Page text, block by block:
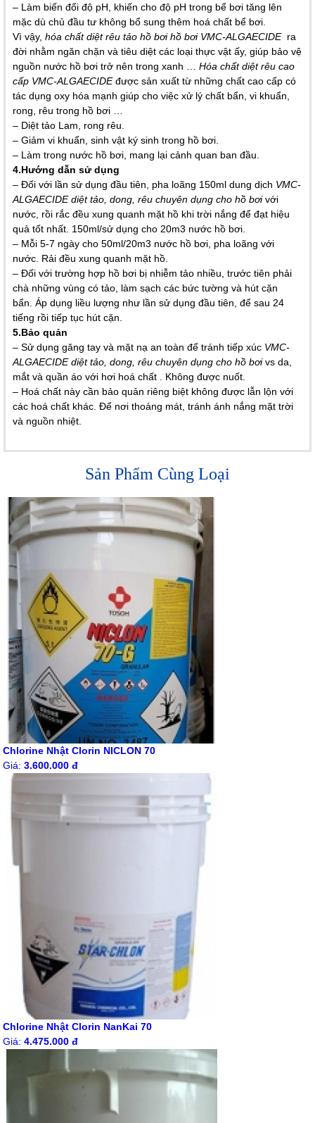
– Làm biến đổi độ pH, khiến cho độ pH trong bể bơi tăng lên
mặc dù chủ đầu tư không bổ sung thêm hoá chất bể bơi.
Vì vậy,hóa chất diệt rêu tảo hồ bơi hồ bơi VMC-ALGAECIDEra
đời nhằm ngăn chặn và tiêu diệt các loại thực vật ấy, giúp bảo vệ
nguồn nước hồ bơi trở nên trong xanh …Hóa chất diệt rêu cao
cấp VMC-ALGAECIDEđược sản xuất từ những chất cao cấp có
tác dụng oxy hóa mạnh giúp cho việc xử lý chất bẩn, vi khuẩn,
rong, rêu trong hồ bơi …
– Diệt tảo Lam, rong rêu.
– Giảm vi khuẩn, sinh vật ký sinh trong hồ bơi.
– Làm trong nước hồ bơi, mang lại cảnh quan ban đầu.
4.Hướng dẫn sử dụng
– Đối với lần sử dụng đầu tiên, pha loãng 150ml dung dịch VMC-
ALGAECIDE diệt tảo, dong, rêu chuyên dụng cho hồ bơivới
nước, rồi rắc đều xung quanh mặt hồ khi trời nắng để đạt hiệu
quả tốt nhất. 150ml/sử dụng cho 20m3 nước hồ bơi.
– Mỗi 5-7 ngày cho 50ml/20m3 nước hồ bơi, pha loãng với
nước. Rải đều xung quanh mặt hồ.
– Đối với trường hợp hồ bơi bị nhiễm tảo nhiều, trước tiên phải
chà những vùng có tảo, làm sạch các bức tường và hút cặn
bẩn. Áp dụng liều lượng như lần sử dụng đầu tiên, để sau 24
tiếng rồi tiếp tục hút cặn.
5.Bảo quản
– Sử dụng găng tay và mặt nạ an toàn để tránh tiếp xúc VMC-
ALGAECIDE diệt tảo, dong, rêu chuyên dụng cho hồ bơivs da,
mắt và quần áo với hơi hoá chất . Không được nuốt.
– Hoá chất này cần bảo quản riêng biệt không được lẫn lộn với
các hoá chất khác. Để nơi thoáng mát, tránh ánh nắng mặt trời
và nguồn nhiệt.
Sản Phẩm Cùng Loại
Chlorine Nhật Clorin NICLON 70
Giá:3.600.000 đ
Chlorine Nhật Clorin NanKai 70
Giá:4.475.000 đ